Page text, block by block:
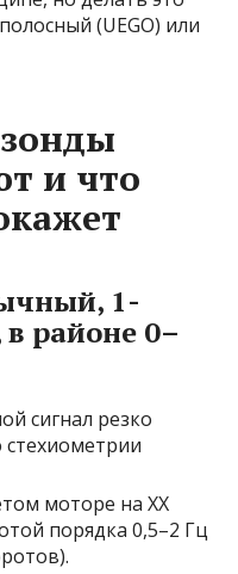
(UEGO) или
и что
1-
районе 0–
сигнал резко
стехиометрии
моторе на ХХ
порядка 0,5–2 Гц